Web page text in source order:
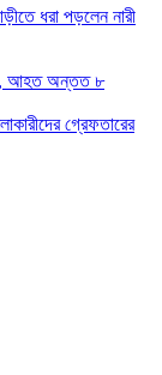
ধরা পড়লেন নারী
আহত অন্তত ৮
গ্রেফতারের